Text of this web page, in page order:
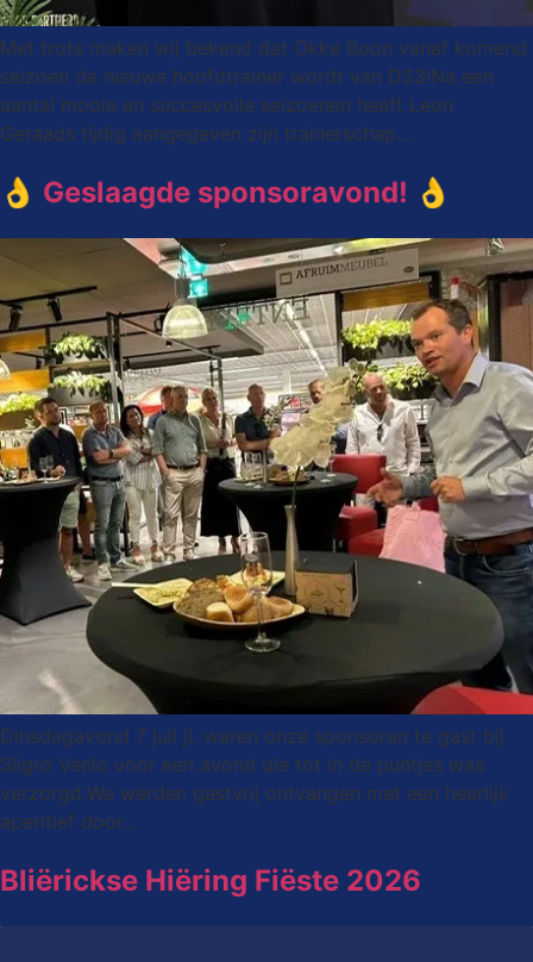
Met trots maken wij bekend dat Okke Boon vanaf komend
seizoen de nieuwe hoofdtrainer wordt van DS3!Na een
aantal mooie en succesvolle seizoenen heeft Leon
Geraads tijdig aangegeven zijn trainerschap…
👌 Geslaagde sponsoravond! 👌
Dinsdagavond 7 juli jl. waren onze sponsoren te gast bij
Sligro Venlo voor een avond die tot in de puntjes was
verzorgd.We werden gastvrij ontvangen met een heerlijk
aperitief door…
Bliërickse Hiëring Fiëste 2026